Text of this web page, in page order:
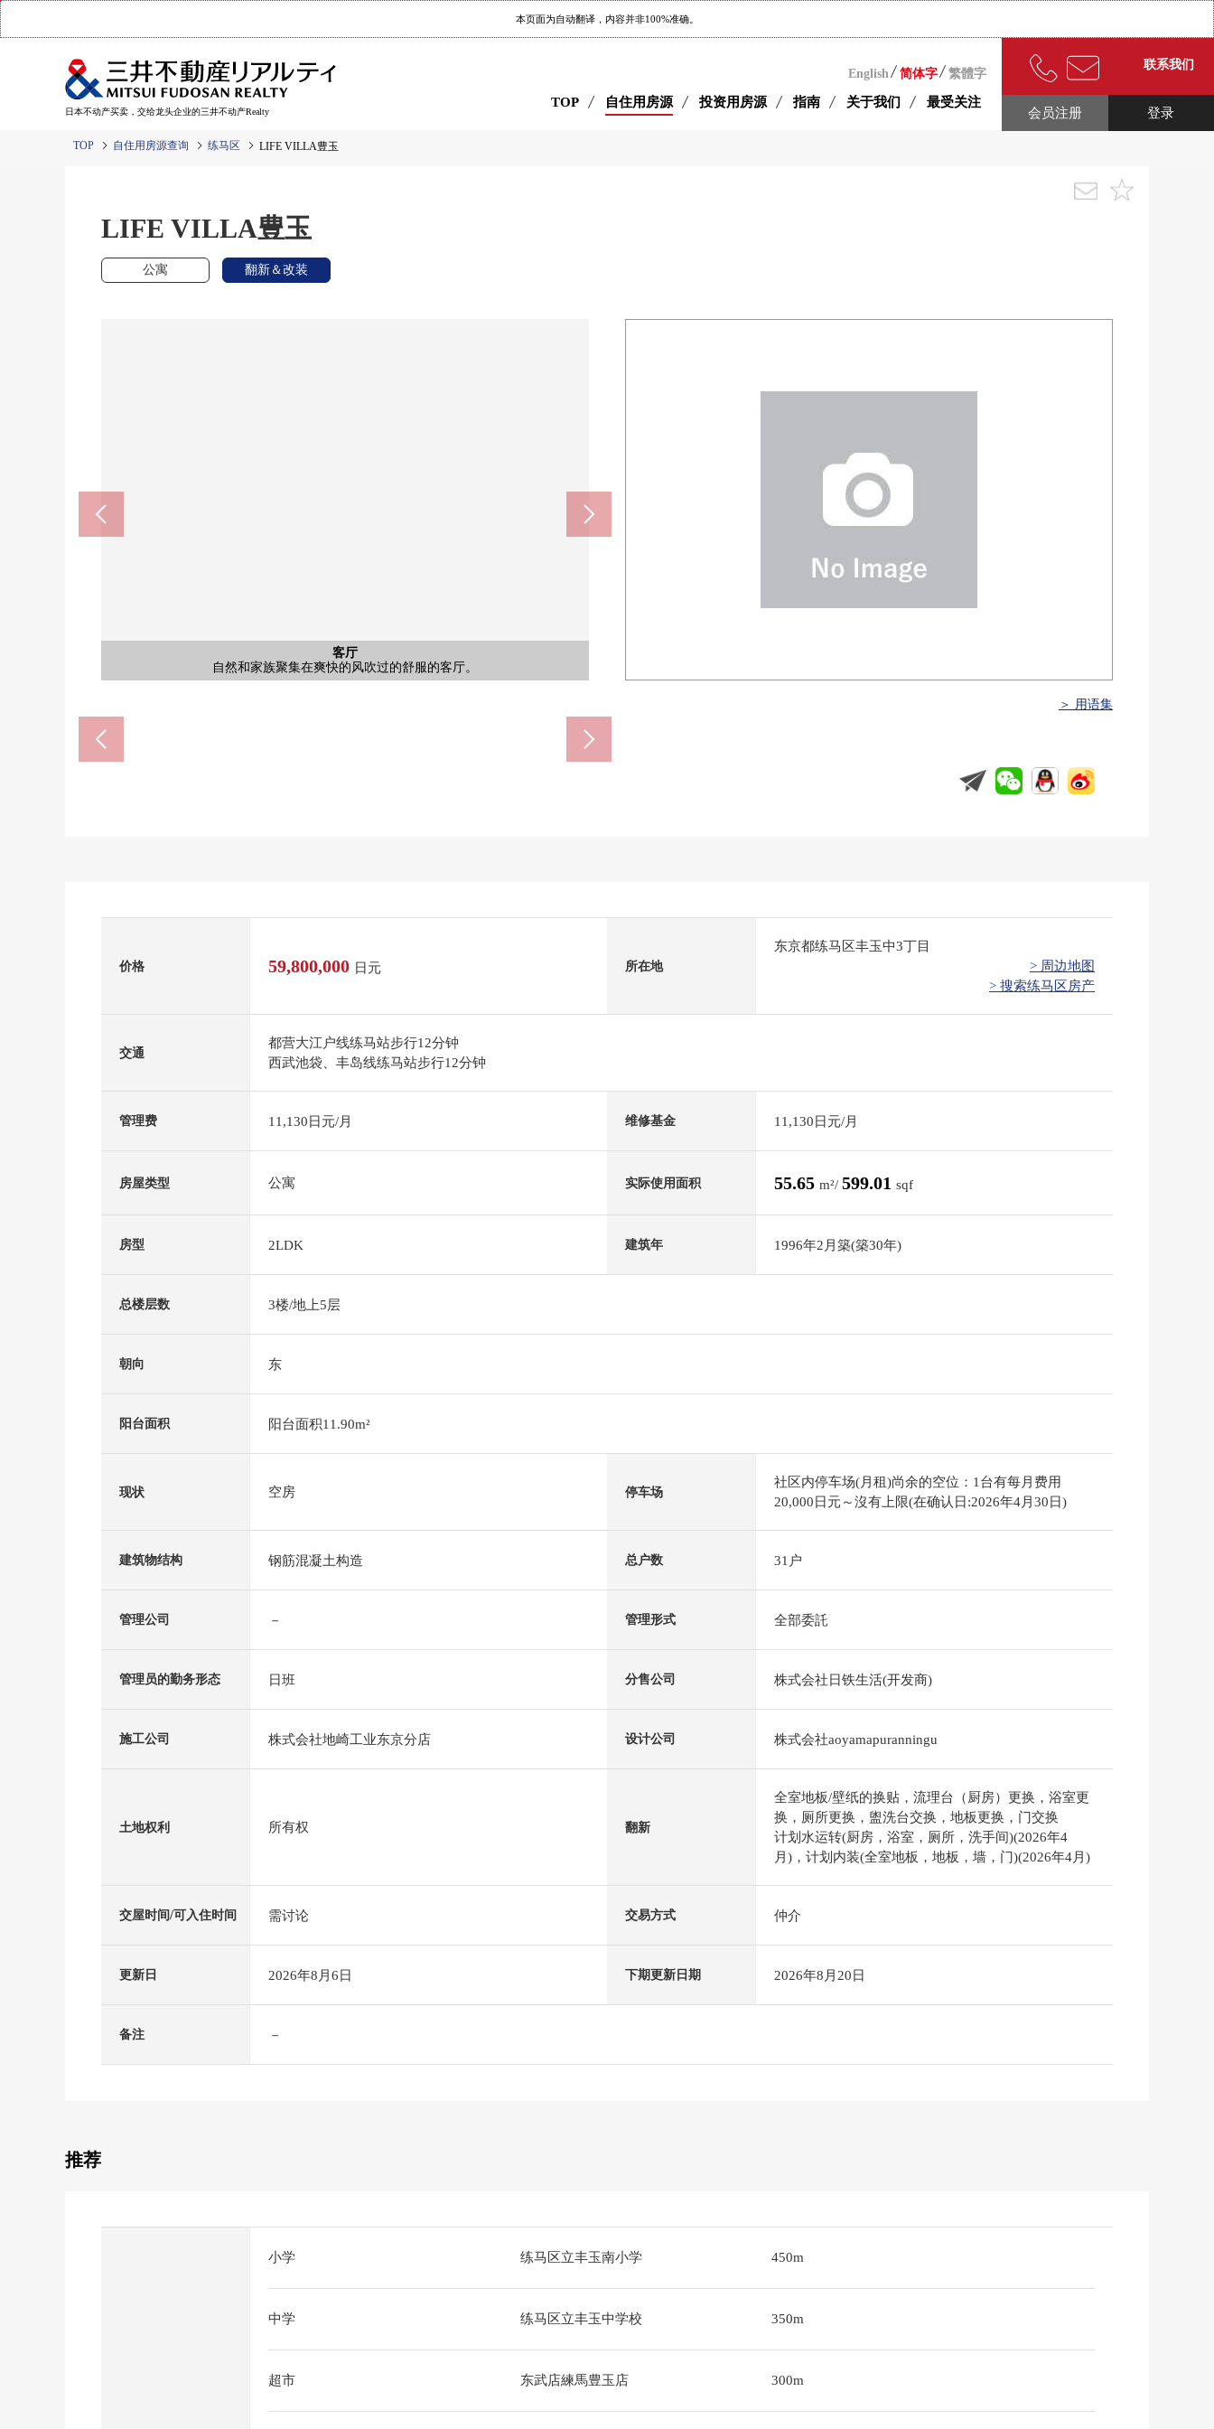
本页面为自动翻译，内容并非100%准确。
日本不动产买卖，交给龙头企业的三井不动产Realty
English 简体字 繁體字
TOP 自住用房源 投资用房源 指南 关于我们 最受关注
联系我们
登录
会员注册
TOP 自住用房源查询 练马区 LIFE VILLA豊玉
LIFE VILLA豊玉
公寓 翻新＆改装
客厅
自然和家族聚集在爽快的风吹过的舒服的客厅。
外观
在本公司，顾客放心，商谈，单元对应吧。如有意向，请跟我们联系。
门口
能充分收藏鞋的门口收纳被具有，好像能和感觉清醒保持门口。
收纳
是有有衣架管子的纵深的WIC。高尔夫球袋或者旅行箱非常便于大的行李的收纳场所。
公共汽车
在宽敞的浴室舒适地治疗每天的疲劳。
洗脸
在室内有洗衣机场地，能漂亮地保持洗的衣物以及洗衣机。洗衣音到外面回响很少。
洗脸
具有有像酒店的高级感的盥洗台。镜子背后、盘子下边有存储空间，和感觉清醒收藏牙
刷、化妆品。
洗脸
是有像酒店的干净的感的洗手间。即使放洗衣机也舒适能确保某一个面积。浴室正跟洗
手间连接，脱衣服之后的移动是能顺利进行的设计。
厕所
感到以White为基调的清洁感觉的厕所。为简单的装修，用厕所覆盖物或者垫子喜欢的气
氛进行自定义。
客厅
装饰喜欢的室内装饰，做能家族和平的安慰的空间，能要。
室内
放家务室以及孩子的游戏室，床，在卧室nito多彩性可以灵活使用。
厨房
用3份炉子，能效率好做成复数的菜是由同时进行。
厨房
有菜容易做的宽敞的洗涤槽。
厨房
是一边认为交流是家族、朋友，一边菜能享用的开放式厨房。
客厅
因为是简单的装修和家具的版面设计容易花的空间所以好像能享受喜欢的室内装饰。
阳台
是有物干金物的阳台。有能结实地吸干家族份的洗的衣物的空白。
入口
从入口有，智能快递柜和信箱被立刻就到的地方设置。
入口
是宽敞，用亮的气氛像酒店的大厅入口。甚至不在时正在共用部设置可以货物收据的智
能快递柜。
入口
Mansion的脸和入口外观是重厚感觉某一种气氛。保养规矩齐整地被认为是，也能心情舒
畅地渡过入口的种植。
入口
另外，可以三井Rehouse推荐的房源的介绍。
共有部分
名牌
外观
另外，当可能有什么对房子的买房不知道，不安的事情的时候请一定和本公司联系。
外观
本房源在清静的住宅区。
外观
在本公司，顾客放心，商谈，单元对应吧。如有意向，请跟我们联系。
外观
也可以始自于三井Rehouse练马店铺的接送。一定一回把脚搬到当地。
外观
请房源详细的咨询方式或者申请资料随便命令
共有部分
用地里面的自行车停放处
共有部分
用地里面的自行车停放处
东武店練馬豊玉店(约300m)
西友丰玉南商店(约450m)
SUGI薬局練馬豊玉店(约300m)
全家便利店丰玉南3丁目商店(约300m)
練馬豊玉郵便局(约140m)
综合东京医院(约1000m)
练马区立丰玉南小学(约450m)
练马区立丰玉中学校(约350m)
＞ 用语集
价格 59,800,000 日元 所在地
东京都练马区丰玉中3丁目
> 周边地图
> 搜索练马区房产
交通
都营大江户线练马站步行12分钟
西武池袋、丰岛线练马站步行12分钟
管理费 11,130日元/月 维修基金 11,130日元/月
房屋类型 公寓 实际使用面积 55.65 m²/ 599.01 sqf
房型 2LDK 建筑年 1996年2月築(築30年)
总楼层数 3楼/地上5层
朝向 东
阳台面积 阳台面积11.90m²
现状 空房 停车场
社区内停车场(月租)尚余的空位：1台有每月费用
20,000日元～沒有上限(在确认日:2026年4月30日)
建筑物结构 钢筋混凝土构造 总户数 31户
管理公司 － 管理形式 全部委託
管理员的勤务形态 日班 分售公司 株式会社日铁生活(开发商)
施工公司 株式会社地崎工业东京分店 设计公司 株式会社aoyamapuranningu
土地权利 所有权 翻新
全室地板/壁纸的换贴，流理台（厨房）更换，浴室更
换，厕所更换，盥洗台交换，地板更换，门交换
计划水运转(厨房，浴室，厕所，洗手间)(2026年4
月)，计划内装(全室地板，地板，墙，门)(2026年4月)
交屋时间/可入住时间 需讨论 交易方式 仲介
更新日 2026年8月6日 下期更新日期 2026年8月20日
备注 －
推荐
小学 练马区立丰玉南小学 450m
中学 练马区立丰玉中学校 350m
超市 东武店練馬豊玉店 300m